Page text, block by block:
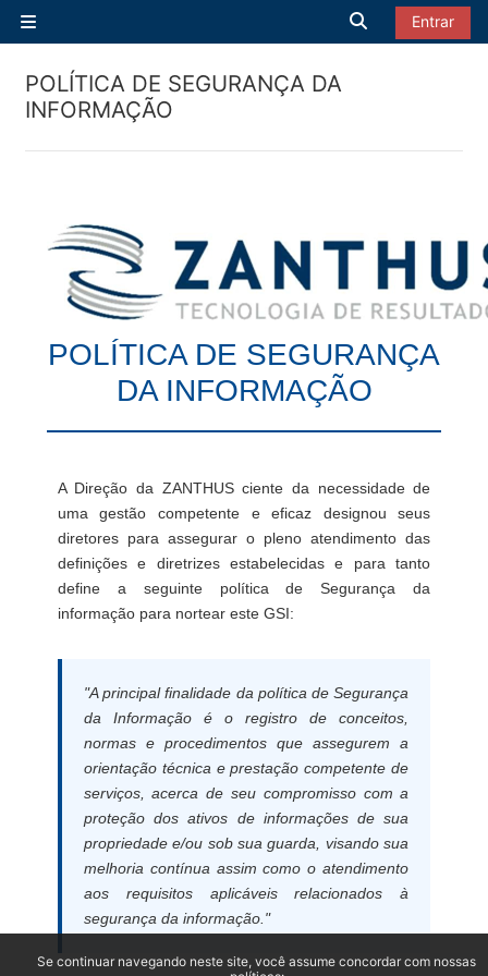
Se continuar navegando neste site, você assume concordar com nossas
Painel lateral
Alternar
Entrar
POLÍTICA DE SEGURANÇA DA
INFORMAÇÃO
POLÍTICA DE SEGURANÇA
DA INFORMAÇÃO
A Direção da ZANTHUS ciente da necessidade de
uma gestão competente e eficaz designou seus
diretores para assegurar o pleno atendimento das
definições e diretrizes estabelecidas e para tanto
define a seguinte política de Segurança da
informação para nortear este GSI:
"A principal finalidade da política de Segurança
da Informação é o registro de conceitos,
normas e procedimentos que assegurem a
orientação técnica e prestação competente de
serviços, acerca de seu compromisso com a
proteção dos ativos de informações de sua
propriedade e/ou sob sua guarda, visando sua
melhoria contínua assim como o atendimento
aos requisitos aplicáveis relacionados à
segurança da informação."